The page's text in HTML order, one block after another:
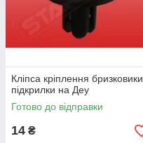
Кліпса кріплення бризковики,
підкрилки на Деу
Готово до відправки
14 ₴